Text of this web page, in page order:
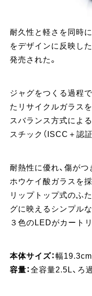
耐久性と軽さを同時
をデザインに反映し
発売された。
ジャグをつくる過程
たリサイクルガラス
スバランス方式によ
スチック（ISCC＋認
耐熱性に優れ、傷が
ホウケイ酸ガラスを
リップトップ式のふ
グに映えるシンプル
３色のLEDがカート
本体サイズ：幅
容量：全容量2.5L、ろ